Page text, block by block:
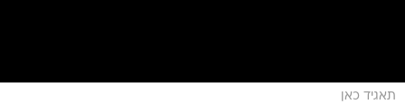
תאגיד כאן